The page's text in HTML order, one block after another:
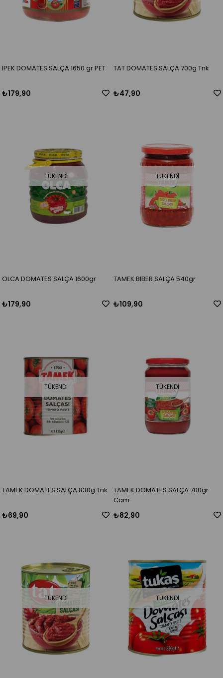
IPEK DOMATES SALÇA 1650 gr PET
₺179,90
TAT DOMATES SALÇA 700g Tnk
₺47,90
TÜKENDI
OLCA DOMATES SALÇA 1600gr
₺179,90
TÜKENDI
TAMEK BIBER SALÇA 540gr
₺109,90
TÜKENDI
TAMEK DOMATES SALÇA 830g Tnk
₺69,90
TÜKENDI
TAMEK DOMATES SALÇA 700gr
Cam
₺82,90
TÜKENDI TÜKENDI